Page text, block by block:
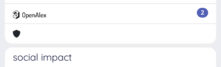
2
social impact